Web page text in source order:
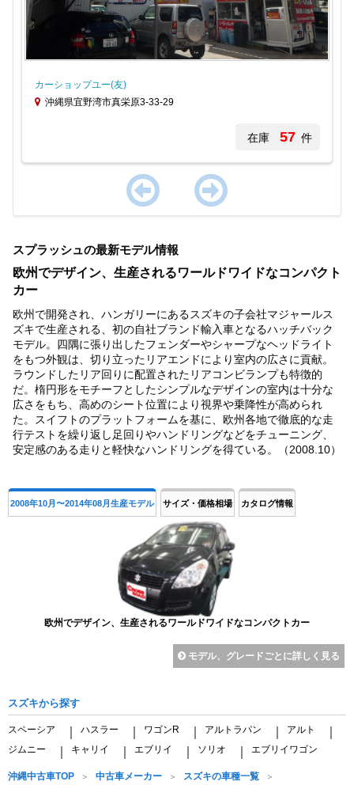
カーショップユー(友)
沖縄県宜野湾市真栄原3-33-29
在庫 57 件
of
スプラッシュの最新モデル情報
欧州でデザイン、生産されるワールドワイドなコンパクト
カー
欧州で開発され、ハンガリーにあるスズキの子会社マジャールス
ズキで生産される、初の自社ブランド輸入車となるハッチバック
モデル。四隅に張り出したフェンダーやシャープなヘッドライト
をもつ外観は、切り立ったリアエンドにより室内の広さに貢献。
ラウンドしたリア回りに配置されたリアコンビランプも特徴的
だ。楕円形をモチーフとしたシンプルなデザインの室内は十分な
広さをもち、高めのシート位置により視界や乗降性が高められ
た。スイフトのプラットフォームを基に、欧州各地で徹底的な走
行テストを繰り返し足回りやハンドリングなどをチューニング、
安定感のある走りと軽快なハンドリングを得ている。（2008.10）
2008年10月〜2014年08月生産モデル サイズ・価格相場 カタログ情報
欧州でデザイン、生産されるワールドワイドなコンパクトカー
モデル、グレードごとに詳しく見る
スズキから探す
スペーシア ハスラー ワゴンR アルトラパン アルト
ジムニー キャリイ エブリイ ソリオ エブリイワゴン
沖縄中古車TOP 中古車メーカー スズキの車種一覧